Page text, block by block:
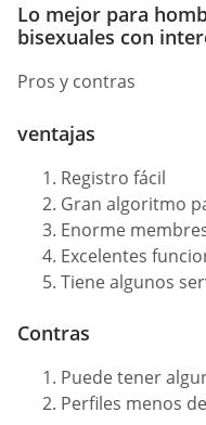
Lo mejor para
bisexuales con
Pros y contras
ventajas
Registro fácil
Gran algoritmo
Enorme
Excelentes
Tiene algunos
Contras
Puede tener
Perfiles menos